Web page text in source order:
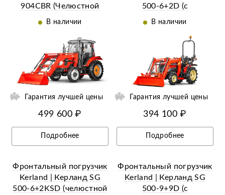
904СBR (Челюстной
ковш с джойстиком)
В наличии
Гарантия лучшей цены
499 600 ₽
Подробнее
500-6+2D (c
джойстиком)
В наличии
Ещё 2 фотографии
Гарантия лучшей цены
394 100 ₽
Подробнее
Фронтальный погрузчик
Kerland | Керланд SG
500-6+2KSD (челюстной
Фронтальный погрузчик
Kerland | Керланд SG
500-9+9D (c